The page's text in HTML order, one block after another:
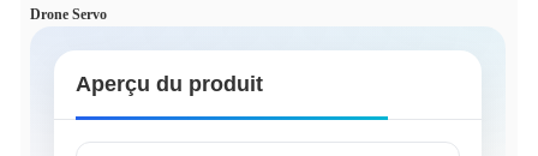
Drone Servo
Aperçu du produit